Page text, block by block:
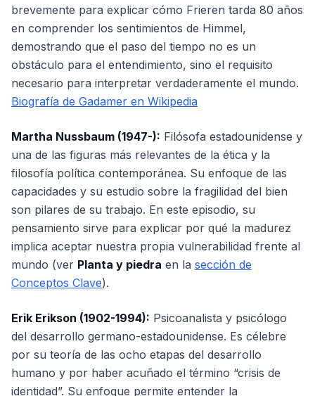
brevemente para explicar cómo Frieren tarda 80 años
en comprender los sentimientos de Himmel,
demostrando que el paso del tiempo no es un
obstáculo para el entendimiento, sino el requisito
necesario para interpretar verdaderamente el mundo.
Biografía de Gadamer en Wikipedia
Martha Nussbaum (1947-): Filósofa estadounidense y
una de las figuras más relevantes de la ética y la
filosofía política contemporánea. Su enfoque de las
capacidades y su estudio sobre la fragilidad del bien
son pilares de su trabajo. En este episodio, su
pensamiento sirve para explicar por qué la madurez
implica aceptar nuestra propia vulnerabilidad frente al
mundo (ver Planta y piedra en la sección de
Conceptos Clave).
Erik Erikson (1902-1994): Psicoanalista y psicólogo
del desarrollo germano-estadounidense. Es célebre
por su teoría de las ocho etapas del desarrollo
humano y por haber acuñado el término “crisis de
identidad”. Su enfoque permite entender la